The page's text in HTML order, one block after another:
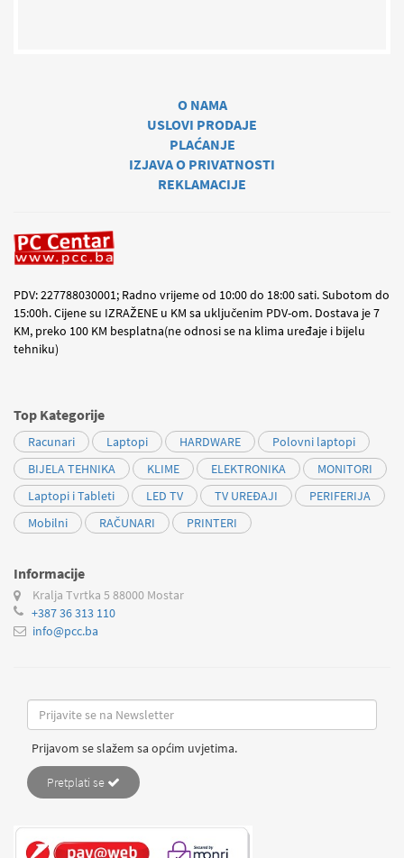
O NAMA
USLOVI PRODAJE
PLAĆANJE
IZJAVA O PRIVATNOSTI
REKLAMACIJE
PDV: 227788030001; Radno vrijeme od 10:00 do 18:00 sati. Subotom do
15:00h. Cijene su IZRAŽENE u KM sa uključenim PDV-om. Dostava je 7
KM, preko 100 KM besplatna(ne odnosi se na klima uređaje i bijelu
tehniku)
Top Kategorije
Racunari Laptopi HARDWARE
Polovni laptopi
BIJELA TEHNIKA
KLIME ELEKTRONIKA
MONITORI
Laptopi i Tableti
LED TV TV UREĐAJI
PERIFERIJA
Mobilni
RAČUNARI PRINTERI
Informacije
Kralja Tvrtka 5 88000 Mostar
+387 36 313 110
info@pcc.ba
Prijavom se slažem sa općim uvjetima.
Pretplati se